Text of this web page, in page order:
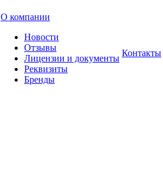
О компании
Новости
Отзывы
Лицензии и документы
Реквизиты
Бренды
Контакты